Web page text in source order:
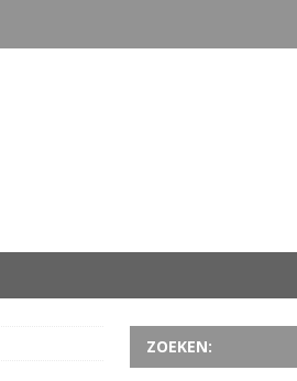
ZOEKEN: